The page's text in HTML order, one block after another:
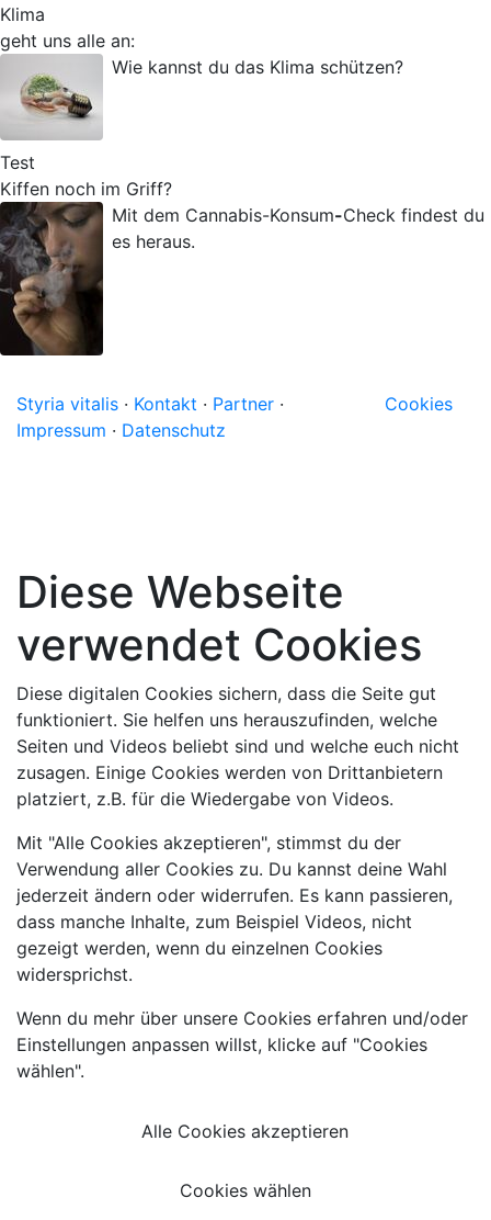
Klima
geht uns alle an:
Wie kannst du das Klima schützen?
Test
Kiffen noch im Griff?
Mit dem Cannabis-Konsum-Check findest du
es heraus.
Styria vitalis · Kontakt · Partner ·
Impressum · Datenschutz
Cookies
Diese Webseite
verwendet Cookies
Diese digitalen Cookies sichern, dass die Seite gut
funktioniert. Sie helfen uns herauszufinden, welche
Seiten und Videos beliebt sind und welche euch nicht
zusagen. Einige Cookies werden von Drittanbietern
platziert, z.B. für die Wiedergabe von Videos.
Mit "Alle Cookies akzeptieren", stimmst du der
Verwendung aller Cookies zu. Du kannst deine Wahl
jederzeit ändern oder widerrufen. Es kann passieren,
dass manche Inhalte, zum Beispiel Videos, nicht
gezeigt werden, wenn du einzelnen Cookies
widersprichst.
Wenn du mehr über unsere Cookies erfahren und/oder
Einstellungen anpassen willst, klicke auf "Cookies
wählen".
Alle Cookies akzeptieren
Cookies wählen